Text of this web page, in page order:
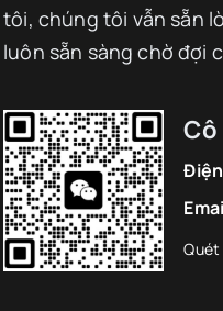
tôi, chúng tôi vẫn sẵn
luôn sẵn sàng chờ đợi